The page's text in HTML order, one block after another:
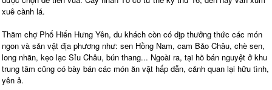
xuê cành lá.
Thăm chợ Phố Hiến Hưng Yên, du khách còn có dịp thưởng thức các món
ngon và sản vật địa phương như: sen Hồng Nam, cam Bảo Châu, chè sen,
long nhãn, kẹo lạc Sỉu Châu, bún thang... Ngoài ra, tại hồ bán nguyệt ở khu
trung tâm cũng có bày bán các món ăn vặt hấp dẫn, cảnh quan lại hữu tình,
yên ả.